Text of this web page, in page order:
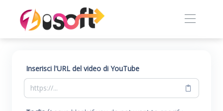
Inserisci l'URL del video di YouTube